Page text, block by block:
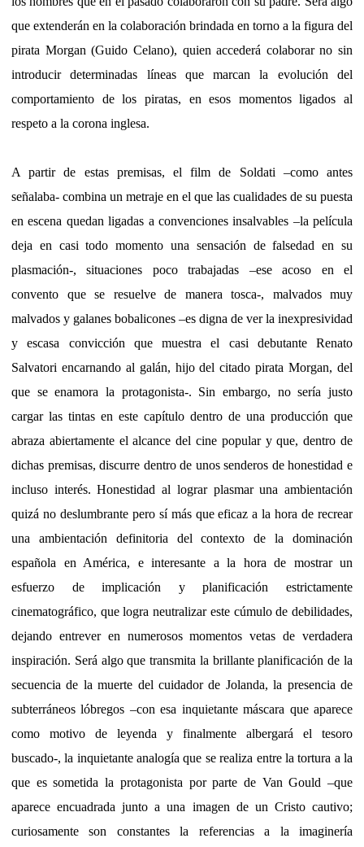
que extenderán en la colaboración brindada en torno a la figura del
pirata Morgan (Guido Celano), quien accederá colaborar no sin
introducir determinadas líneas que marcan la evolución del
comportamiento de los piratas, en esos momentos ligados al
respeto a la corona inglesa.
A partir de estas premisas, el film de Soldati –como antes
señalaba- combina un metraje en el que las cualidades de su puesta
en escena quedan ligadas a convenciones insalvables –la película
deja en casi todo momento una sensación de falsedad en su
plasmación-, situaciones poco trabajadas –ese acoso en el
convento que se resuelve de manera tosca-, malvados muy
malvados y galanes bobalicones –es digna de ver la inexpresividad
y escasa convicción que muestra el casi debutante Renato
Salvatori encarnando al galán, hijo del citado pirata Morgan, del
que se enamora la protagonista-. Sin embargo, no sería justo
cargar las tintas en este capítulo dentro de una producción que
abraza abiertamente el alcance del cine popular y que, dentro de
dichas premisas, discurre dentro de unos senderos de honestidad e
incluso interés. Honestidad al lograr plasmar una ambientación
quizá no deslumbrante pero sí más que eficaz a la hora de recrear
una ambientación definitoria del contexto de la dominación
española en América, e interesante a la hora de mostrar un
esfuerzo de implicación y planificación estrictamente
cinematográfico, que logra neutralizar este cúmulo de debilidades,
dejando entrever en numerosos momentos vetas de verdadera
inspiración. Será algo que transmita la brillante planificación de la
secuencia de la muerte del cuidador de Jolanda, la presencia de
subterráneos lóbregos –con esa inquietante máscara que aparece
como motivo de leyenda y finalmente albergará el tesoro
buscado-, la inquietante analogía que se realiza entre la tortura a la
que es sometida la protagonista por parte de Van Gould –que
aparece encuadrada junto a una imagen de un Cristo cautivo;
curiosamente son constantes la referencias a la imaginería